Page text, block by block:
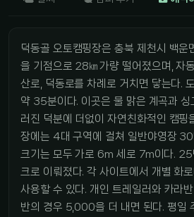
덕동골 오토캠핑장은 충북 제천시 백운
을 기점으로 28㎞가량 떨어졌으며, 자
산로, 덕동로를 차례로 거치면 닿는다.
약 35분이다. 이곳은 물 맑은 계곡과 싱
러진 덕분에 더없이 자연친화적인 캠핑
장에는 4대 구역에 걸쳐 일반야영장
크기는 모두 가로 6m 세로 7m이다. 25
크로 이뤄졌다. 각 사이트에서 개별 화
사용할 수 있다. 개인 트레일러와 카라
반의 경우 5,000을 더 내면 된다. 평일